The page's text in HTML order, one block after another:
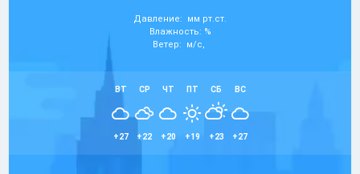
Давление: мм рт.ст.
Влажность: %
Ветер: м/с,
ВТ
+27
СР
+22
ЧТ
+20
ПТ
+19
СБ
+23
ВС
+27